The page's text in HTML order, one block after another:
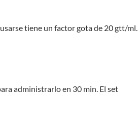
tiene un factor gota de 20 gtt/ml.
administrarlo en 30 min. El set